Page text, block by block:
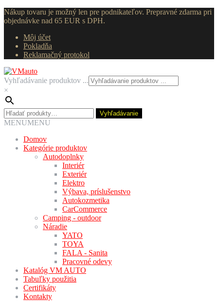
Nákup tovaru je možný len pre podnikateľov. Prepravné zdarma pri
objednávke nad 65 EUR s DPH.
Môj účet
Pokladňa
Reklamačný protokol
Preskočiť
na
navigáciu
Preskočiť
na
obsah
Vyhľadávanie produktov ...
×
Hľadať: Vyhľadávanie
MENUMENU
Domov
Kategórie produktov
Autodoplnky
Interiér
Exteriér
Elektro
Výbava, príslušenstvo
Autokozmetika
CarCommerce
Camping - outdoor
Náradie
YATO
TOYA
FALA - Sanita
Pracovné odevy
Katalóg VM AUTO
Tabuľky použitia
Certifikáty
Kontakty